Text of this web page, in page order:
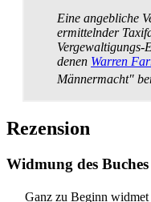
Eine angebliche
ermittelnder
Vergewaltigungs-
denen Warren
Männermacht"
Rezension
Widmung des
Ganz zu Beginn